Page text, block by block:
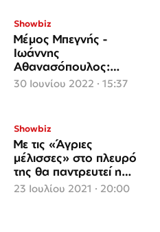
Showbiz
Μέμος Μπεγνής -
Ιωάννης
Αθανασόπουλος:
Ζευγάρι στη θεατρική
30 Ιουνίου 2022 · 15:37
Showbiz
Με τις «Άγριες
μέλισσες» στο πλευρό
της θα παντρευτεί η
Μιχαλάκη τον
23 Ιουλίου 2021 · 20:00